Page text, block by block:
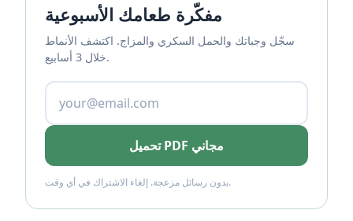
مفكّرة طعامك الأسبوعية
سجّل وجباتك والحمل السكري والمزاج. اكتشف الأنماط
خلال 3 أسابيع.
تحميل PDF مجاني
بدون رسائل مزعجة. إلغاء الاشتراك في أي وقت.